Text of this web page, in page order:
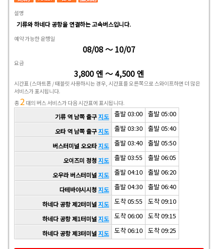
설명
기류와 하네다 공항을 연결하는 고속버스입니다.
예약 가능한 운행일
08/08 ～ 10/07
요금
3,800 엔 ～ 4,500 엔
시간표 (스마트폰 / 태블릿 사용하시는 경우, 시간표를 오른쪽으로 스와이프하면 더 많은
서비스가 표시됩니다.
총2 대의 버스 서비스가 다음 시간표에 표시됩니다.
기류 역 남쪽 출구지도 출발 03:00 출발 05:00
오타 역 남쪽 출구지도 출발 03:30 출발 05:40
버스터미널 오오타지도 출발 03:40 출발 05:50
오이즈미 정청 지도 출발 03:55 출발 06:05
오우라 버스터미널 지도 출발 04:10 출발 06:20
다테바야시시청 지도 출발 04:30 출발 06:40
하네다 공항 제2터미널 지도 도착 05:55 도착 09:10
하네다 공항 제1터미널 지도 도착 06:00 도착 09:15
하네다 공항 제3터미널 지도 도착 06:10 도착 09:25